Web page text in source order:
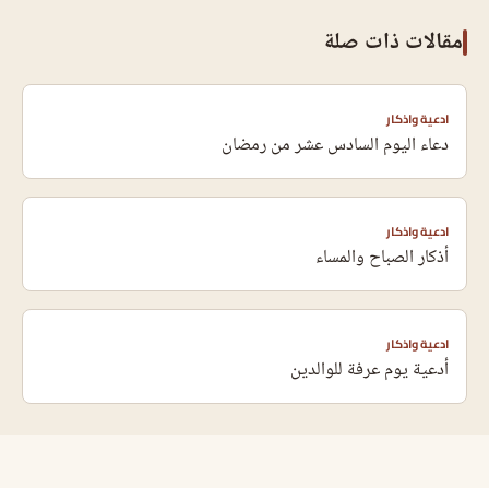
مقالات ذات صلة
ادعية واذكار
دعاء اليوم السادس عشر من رمضان
ادعية واذكار
أذكار الصباح والمساء
ادعية واذكار
أدعية يوم عرفة للوالدين